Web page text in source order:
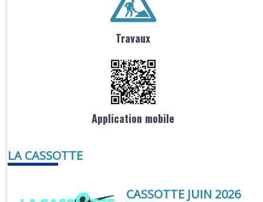
Travaux
Application mobile
LA CASSOTTE
CASSOTTE JUIN 2026